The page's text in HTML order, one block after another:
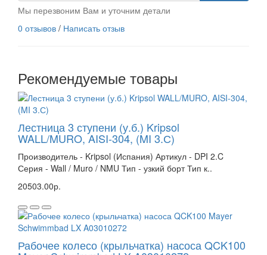
Мы перезвоним Вам и уточним детали
0 отзывов / Написать отзыв
Рекомендуемые товары
Лестница 3 ступени (у.б.) Kripsol
WALL/MURO, AISI-304, (MI 3.С)
Производитель - Kripsol (Испания) Артикул - DPI 2.C
Серия - Wall / Muro / NMU Тип - узкий борт Тип к..
20503.00р.
Рабочее колесо (крыльчатка) насоса QCK100